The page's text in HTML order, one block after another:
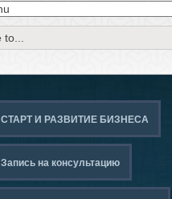
СТАРТ И РАЗВИТИЕ БИЗНЕСА
Запись на консультацию